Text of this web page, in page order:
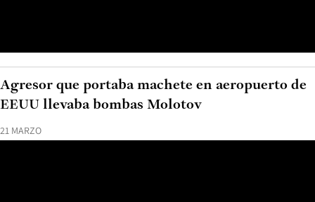
21 MARZO
Agresor que portaba machete en aeropuerto de
EEUU llevaba bombas Molotov